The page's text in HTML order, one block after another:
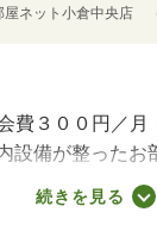
屋ネット小倉中央店
費３００円／月
設備が整ったお
りも便利です。
面への通勤も便
続きを見る